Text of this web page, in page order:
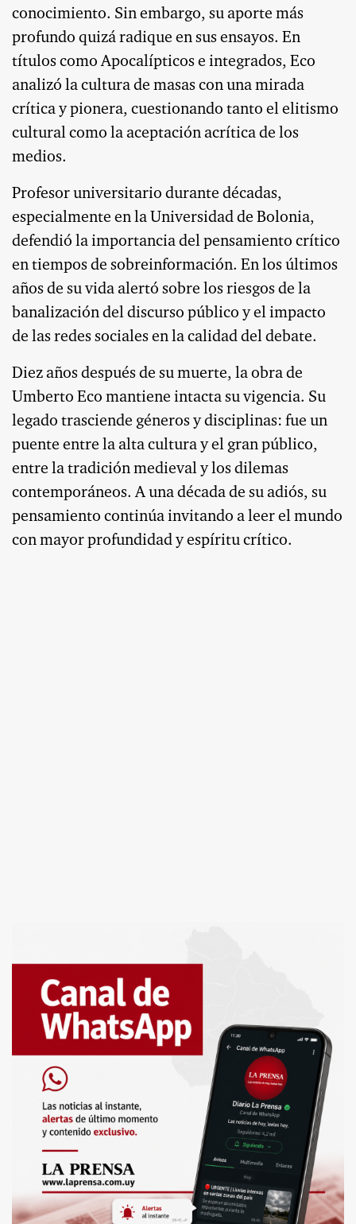
conocimiento. Sin embargo, su aporte más
profundo quizá radique en sus ensayos. En
títulos como Apocalípticos e integrados, Eco
analizó la cultura de masas con una mirada
crítica y pionera, cuestionando tanto el elitismo
cultural como la aceptación acrítica de los
medios.
Profesor universitario durante décadas,
especialmente en la Universidad de Bolonia,
defendió la importancia del pensamiento crítico
en tiempos de sobreinformación. En los últimos
años de su vida alertó sobre los riesgos de la
banalización del discurso público y el impacto
de las redes sociales en la calidad del debate.
Diez años después de su muerte, la obra de
Umberto Eco mantiene intacta su vigencia. Su
legado trasciende géneros y disciplinas: fue un
puente entre la alta cultura y el gran público,
entre la tradición medieval y los dilemas
contemporáneos. A una década de su adiós, su
pensamiento continúa invitando a leer el mundo
con mayor profundidad y espíritu crítico.